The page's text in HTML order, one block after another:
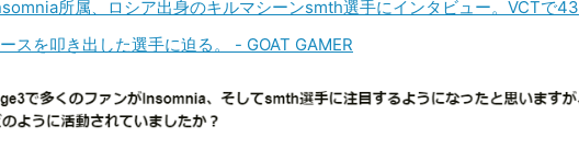
所属、ロシア出身のキルマシーンsmth選手にインタビュー。VCTで43
スを叩き出した選手に迫る。 - GOAT GAMER